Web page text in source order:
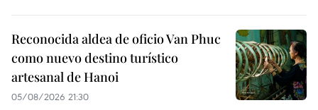
Reconocida aldea de oficio Van Phuc
como nuevo destino turístico
artesanal de Hanoi
05/08/2026 21:30